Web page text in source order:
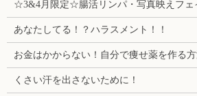
☆3&4月限定☆腸活リンパ・写真映えフェ
あなたしてる！？ハラスメント！！
お金はかからない！自分で痩せ薬を作る方
くさい汗を出さないために！